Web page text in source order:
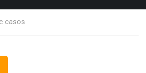
casos